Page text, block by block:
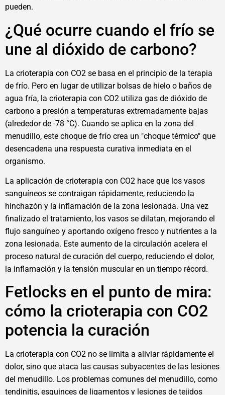
pueden.
¿Qué ocurre cuando el frío se
une al dióxido de carbono?
La crioterapia con CO2 se basa en el principio de la terapia
de frío. Pero en lugar de utilizar bolsas de hielo o baños de
agua fría, la crioterapia con CO2 utiliza gas de dióxido de
carbono a presión a temperaturas extremadamente bajas
(alrededor de -78 °C). Cuando se aplica en la zona del
menudillo, este choque de frío crea un "choque térmico" que
desencadena una respuesta curativa inmediata en el
organismo.
La aplicación de crioterapia con CO2 hace que los vasos
sanguíneos se contraigan rápidamente, reduciendo la
hinchazón y la inflamación de la zona lesionada. Una vez
finalizado el tratamiento, los vasos se dilatan, mejorando el
flujo sanguíneo y aportando oxígeno fresco y nutrientes a la
zona lesionada. Este aumento de la circulación acelera el
proceso natural de curación del cuerpo, reduciendo el dolor,
la inflamación y la tensión muscular en un tiempo récord.
Fetlocks en el punto de mira:
cómo la crioterapia con CO2
potencia la curación
La crioterapia con CO2 no se limita a aliviar rápidamente el
dolor, sino que ataca las causas subyacentes de las lesiones
del menudillo. Los problemas comunes del menudillo, como
tendinitis, esguinces de ligamentos y lesiones de tejidos